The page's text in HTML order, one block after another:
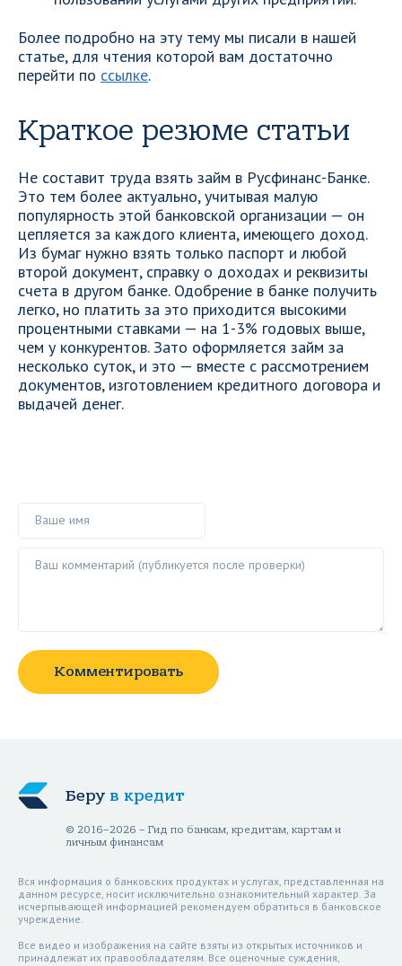
Более подробно на эту тему мы писали в нашей
статье, для чтения которой вам достаточно
перейти по ссылке.
Краткое резюме статьи
Не составит труда взять займ в Русфинанс-Банке.
Это тем более актуально, учитывая малую
популярность этой банковской организации — он
цепляется за каждого клиента, имеющего доход.
Из бумаг нужно взять только паспорт и любой
второй документ, справку о доходах и реквизиты
счета в другом банке. Одобрение в банке получить
легко, но платить за это приходится высокими
процентными ставками — на 1-3% годовых выше,
чем у конкурентов. Зато оформляется займ за
несколько суток, и это — вместе с рассмотрением
документов, изготовлением кредитного договора и
выдачей денег.
Комментировать
Беру в кредит
© 2016–2026 – Гид по банкам, кредитам, картам и
личным финансам
Вся информация о банковских продуктах и услугах, представленная на
данном ресурсе, носит исключительно ознакомительный характер. За
исчерпывающей информацией рекомендуем обратиться в банковское
учреждение.
Все видео и изображения на сайте взяты из открытых источников и
принадлежат их правообладателям. Все оценочные суждения,